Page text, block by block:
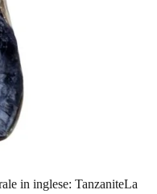
in inglese: TanzaniteLa